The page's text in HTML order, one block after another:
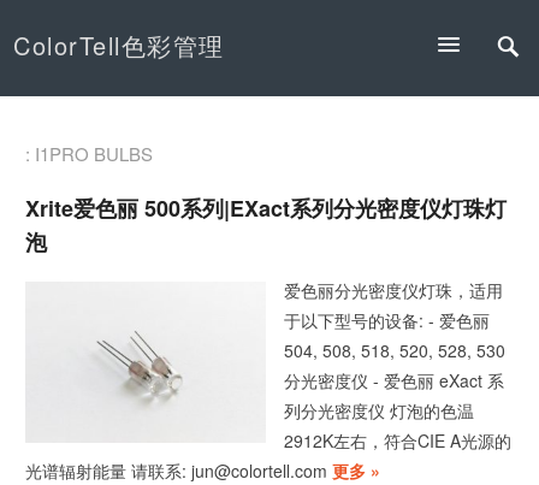
ColorTell色彩管理
: I1PRO BULBS
Xrite爱色丽 500系列|eXact系列分光密度仪灯珠灯
泡
爱色丽分光密度仪灯珠，适用
于以下型号的设备: - 爱色丽
504, 508, 518, 520, 528, 530
分光密度仪 - 爱色丽 eXact 系
列分光密度仪 灯泡的色温
2912K左右，符合CIE A光源的
光谱辐射能量 请联系: jun@colortell.com 更多 »